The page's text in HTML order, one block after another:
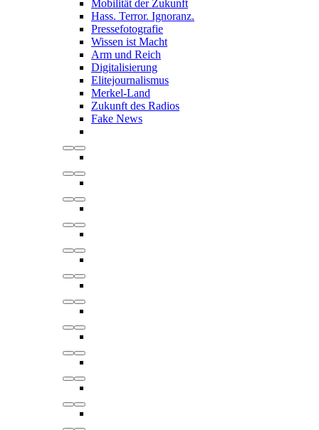
Mobilität der Zukunft
Hass. Terror. Ignoranz.
Pressefotografie
Wissen ist Macht
Arm und Reich
Digitalisierung
Elitejournalismus
Merkel-Land
Zukunft des Radios
Fake News